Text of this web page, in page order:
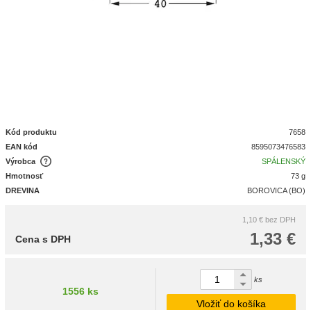
Kód produktu
7658
EAN kód
8595073476583
Výrobca
SPÁLENSKÝ
Hmotnosť
73 g
DREVINA
BOROVICA (BO)
1,10 € bez DPH
1,33 €
Cena s DPH
1556 ks
ks
Vložiť do košíka